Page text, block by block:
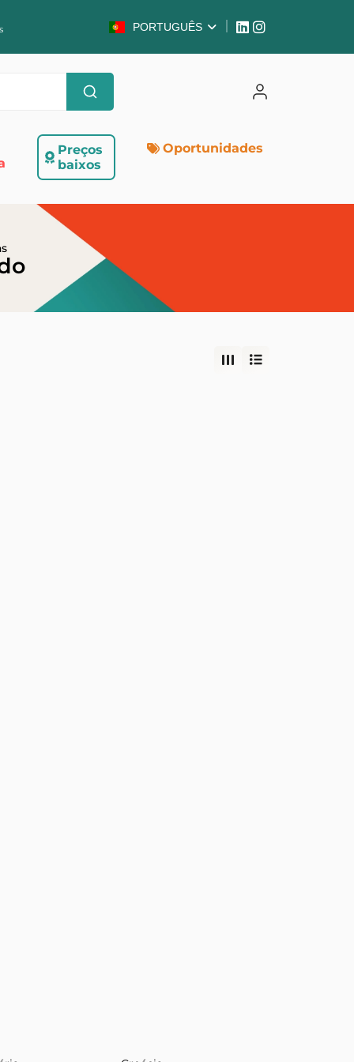
PORTUGUÊS
Preços
baixos
Oportunidades